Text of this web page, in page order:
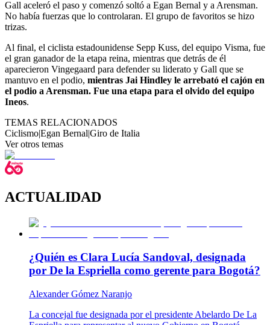
Gall aceleró el paso y comenzó soltó a Egan Bernal y a Arensman.
No había fuerzas que lo controlaran. El grupo de favoritos se hizo
trizas.
Al final, el ciclista estadounidense Sepp Kuss, del equipo Visma, fue
el gran ganador de la etapa reina, mientras que detrás de él
aparecieron Vingegaard para defender su liderato y Gall que se
mantuvo en el podio, mientras Jai Hindley le arrebató el cajón en
el podio a Arensman. Fue una etapa para el olvido del equipo
Ineos.
TEMAS RELACIONADOS
Ciclismo|Egan Bernal|Giro de Italia
Ver otros temas
ACTUALIDAD
¿Quién es Clara Lucía Sandoval, designada
por De la Espriella como gerente para Bogotá?
Alexander Gómez Naranjo
La concejal fue designada por el presidente Abelardo De La